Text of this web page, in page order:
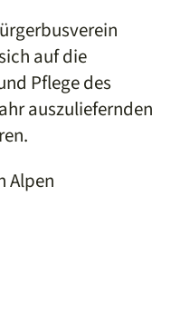
auf die
Pflege des
auszuliefernden
Alpen